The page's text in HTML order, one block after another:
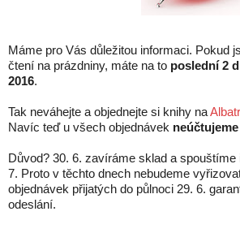
Máme pro Vás důležitou informaci. Pokud
čtení na prázdniny, máte na to poslední 2
2016.
Tak neváhejte a objednejte si knihy na
Navíc teď u všech objednávek
Důvod? 30. 6. zavíráme sklad a
7. Proto v těchto dnech nebudeme
objednávek přijatých do půlnoci 29. 6.
odeslání.